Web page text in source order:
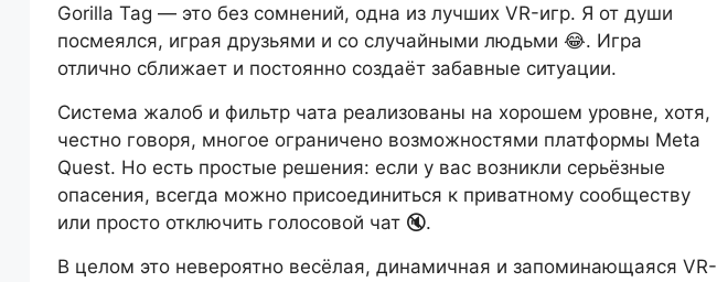
Gorilla Tag — это без сомнений, одна из лучших VR-игр. Я от души
посмеялся, играя друзьями и со случайными людьми 😂. Игра
отлично сближает и постоянно создаёт забавные ситуации.
Система жалоб и фильтр чата реализованы на хорошем уровне, хотя,
честно говоря, многое ограничено возможностями платформы Meta
Quest. Но есть простые решения: если у вас возникли серьёзные
опасения, всегда можно присоединиться к приватному сообществу
или просто отключить голосовой чат 🔇.
В целом это невероятно весёлая, динамичная и запоминающаяся VR-